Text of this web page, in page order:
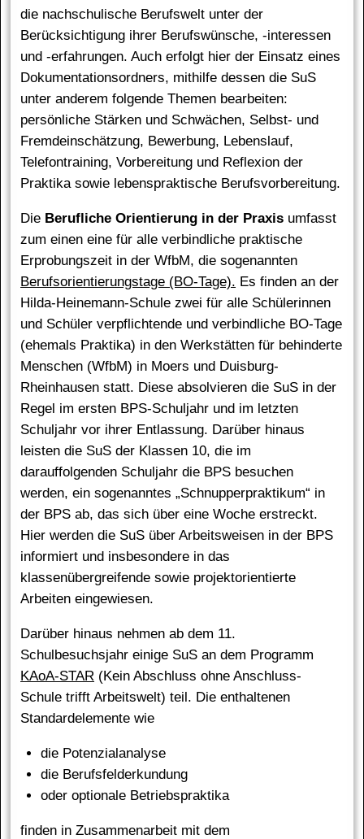
die nachschulische Berufswelt unter der
Berücksichtigung ihrer Berufswünsche, -interessen
und -erfahrungen. Auch erfolgt hier der Einsatz eines
Dokumentationsordners, mithilfe dessen die SuS
unter anderem folgende Themen bearbeiten:
persönliche Stärken und Schwächen, Selbst- und
Fremdeinschätzung, Bewerbung, Lebenslauf,
Telefontraining, Vorbereitung und Reflexion der
Praktika sowie lebenspraktische Berufsvorbereitung.
Die Berufliche Orientierung in der Praxis umfasst
zum einen eine für alle verbindliche praktische
Erprobungszeit in der WfbM, die sogenannten
Berufsorientierungstage (BO-Tage). Es finden an der
Hilda-Heinemann-Schule zwei für alle Schülerinnen
und Schüler verpflichtende und verbindliche BO-Tage
(ehemals Praktika) in den Werkstätten für behinderte
Menschen (WfbM) in Moers und Duisburg-
Rheinhausen statt. Diese absolvieren die SuS in der
Regel im ersten BPS-Schuljahr und im letzten
Schuljahr vor ihrer Entlassung. Darüber hinaus
leisten die SuS der Klassen 10, die im
darauffolgenden Schuljahr die BPS besuchen
werden, ein sogenanntes „Schnupperpraktikum“ in
der BPS ab, das sich über eine Woche erstreckt.
Hier werden die SuS über Arbeitsweisen in der BPS
informiert und insbesondere in das
klassenübergreifende sowie projektorientierte
Arbeiten eingewiesen.
Darüber hinaus nehmen ab dem 11.
Schulbesuchsjahr einige SuS an dem Programm
KAoA-STAR (Kein Abschluss ohne Anschluss-
Schule trifft Arbeitswelt) teil. Die enthaltenen
Standardelemente wie
die Potenzialanalyse
die Berufsfelderkundung
oder optionale Betriebspraktika
finden in Zusammenarbeit mit dem